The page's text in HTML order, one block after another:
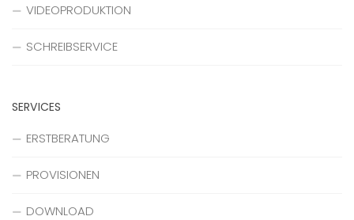
VIDEOPRODUKTION
SCHREIBSERVICE
SERVICES
ERSTBERATUNG
PROVISIONEN
DOWNLOAD